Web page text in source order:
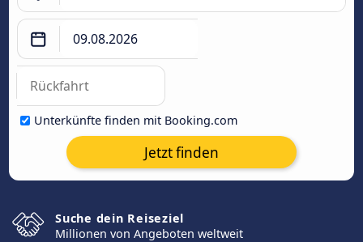
Unterkünfte finden mit Booking.com
Jetzt finden
Suche dein Reiseziel
Millionen von Angeboten weltweit